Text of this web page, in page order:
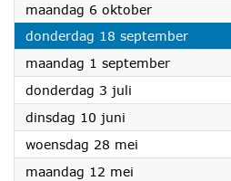
maandag 6 oktober2025
donderdag 18 september2025
maandag 1 september2025
donderdag 3 juli
dinsdag 10 juni
woensdag 28 mei
maandag 12 mei